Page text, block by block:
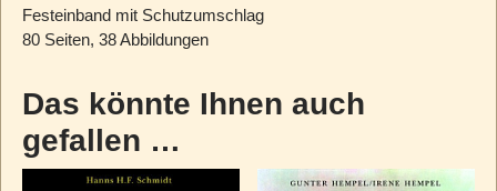
Festeinband mit Schutzumschlag
80 Seiten, 38 Abbildungen
Das könnte Ihnen auch
gefallen …